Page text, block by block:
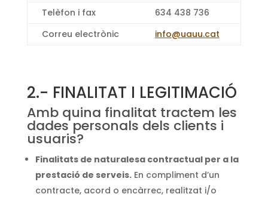
Telèfon i fax
634 438 736
Correu electrònic
info@uauu.cat
2.- FINALITAT I LEGITIMACIÓ
Amb quina finalitat tractem les
dades personals dels clients i
usuaris?
Finalitats de naturalesa contractual per a la
prestació de serveis. En compliment d’un
contracte, acord o encàrrec, realitzat i/o